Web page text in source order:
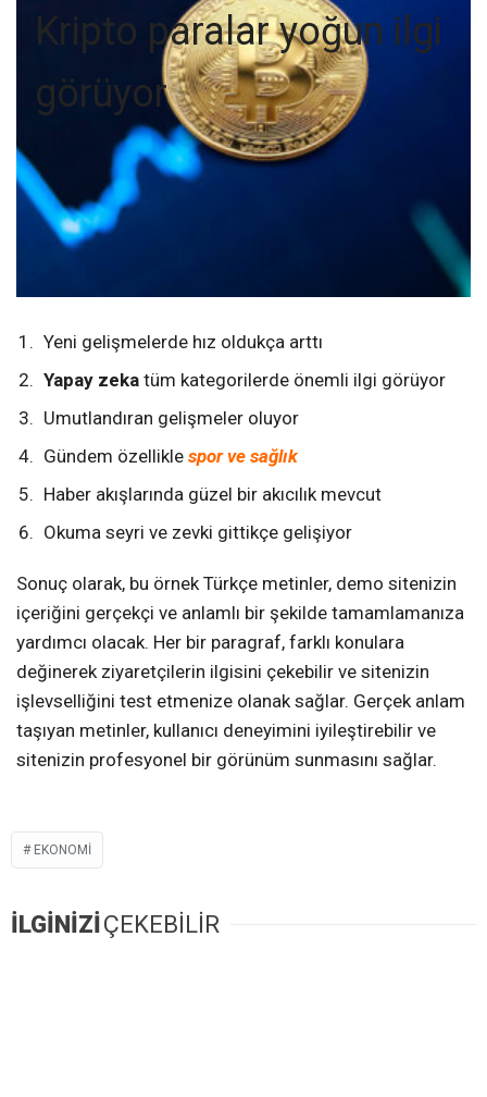
Kripto paralar yoğun ilgi
görüyor
Yeni gelişmelerde hız oldukça arttı
Yapay zeka tüm kategorilerde önemli ilgi görüyor
Umutlandıran gelişmeler oluyor
Gündem özellikle spor ve sağlık
Haber akışlarında güzel bir akıcılık mevcut
Okuma seyri ve zevki gittikçe gelişiyor
Sonuç olarak, bu örnek Türkçe metinler, demo sitenizin
içeriğini gerçekçi ve anlamlı bir şekilde tamamlamanıza
yardımcı olacak. Her bir paragraf, farklı konulara
değinerek ziyaretçilerin ilgisini çekebilir ve sitenizin
işlevselliğini test etmenize olanak sağlar. Gerçek anlam
taşıyan metinler, kullanıcı deneyimini iyileştirebilir ve
sitenizin profesyonel bir görünüm sunmasını sağlar.
EKONOMI
İLGİNİZİ ÇEKEBİLİR